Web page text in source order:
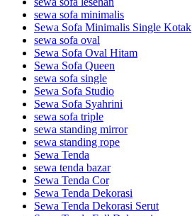
sewa sofa minimalis
Sewa Sofa Minimalis Single Kotak
sewa sofa oval
Sewa Sofa Oval Hitam
Sewa Sofa Queen
sewa sofa single
Sewa Sofa Studio
Sewa Sofa Syahrini
sewa sofa triple
sewa standing mirror
sewa standing rope
Sewa Tenda
sewa tenda bazar
Sewa Tenda Cor
Sewa Tenda Dekorasi
Sewa Tenda Dekorasi Serut